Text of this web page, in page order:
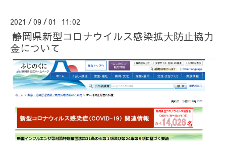
2021 /09 /01 11:02
静岡県新型コロナウイルス感染拡⼤防⽌協⼒
⾦について